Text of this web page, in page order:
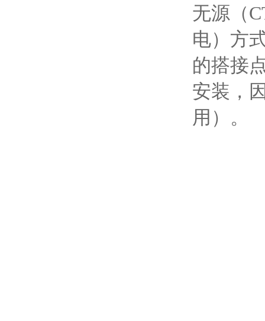
无源（
电）方
的搭接
安装，
用）。